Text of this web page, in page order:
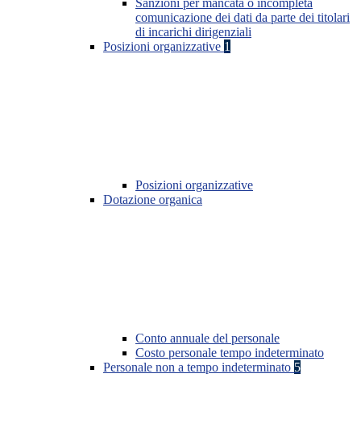
Sanzioni per mancata o incompleta
comunicazione dei dati da parte dei titolari
di incarichi dirigenziali
Posizioni organizzative 1
Posizioni organizzative
Dotazione organica
Conto annuale del personale
Costo personale tempo indeterminato
Personale non a tempo indeterminato 5